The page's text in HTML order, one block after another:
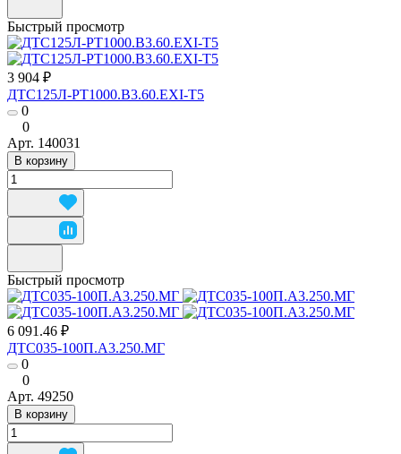
Быстрый просмотр
3 904 ₽
ДТС125Л-РТ1000.В3.60.ЕХI-Т5
0
0
Арт. 140031
В корзину
Быстрый просмотр
6 091.46 ₽
ДТС035-100П.А3.250.МГ
0
0
Арт. 49250
В корзину